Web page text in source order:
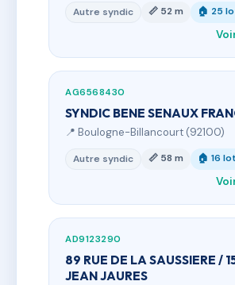
Autre syndic 📏 52 m 🏠 25
AG6568430
SYNDIC BENE SENAUX
📍 Boulogne-Billancourt (92100)
Autre syndic 📏 58 m 🏠 16
AD9123290
89 RUE DE LA SAUSSIERE /
JEAN JAURES